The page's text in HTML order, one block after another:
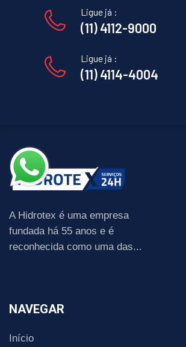
Ligue já :
(11) 4112-9000
Ligue já :
(11) 4114-4004
A Hidrotex é uma empresa
fundada há 55 anos e é
reconhecida como uma das...
NAVEGAR
Início